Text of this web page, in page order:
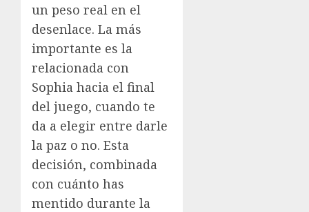
un peso real en el
desenlace. La más
importante es la
relacionada con
Sophia hacia el final
del juego, cuando te
da a elegir entre darle
la paz o no. Esta
decisión, combinada
con cuánto has
mentido durante la